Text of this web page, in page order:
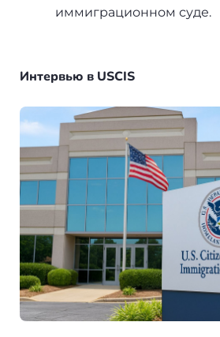
иммиграционном суде.
Интервью в USCIS